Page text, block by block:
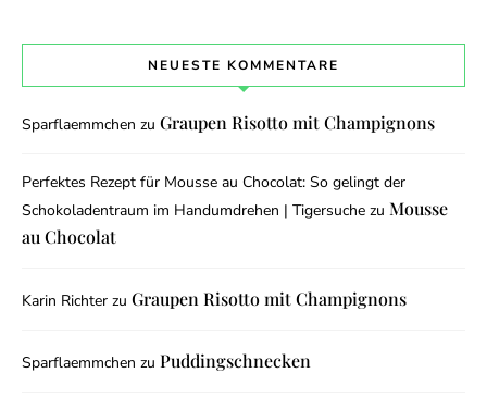
NEUESTE KOMMENTARE
Sparflaemmchen zu Graupen Risotto mit Champignons
Perfektes Rezept für Mousse au Chocolat: So gelingt der
Schokoladentraum im Handumdrehen | Tigersuche zu Mousse
au Chocolat
Karin Richter zu Graupen Risotto mit Champignons
Sparflaemmchen zu Puddingschnecken